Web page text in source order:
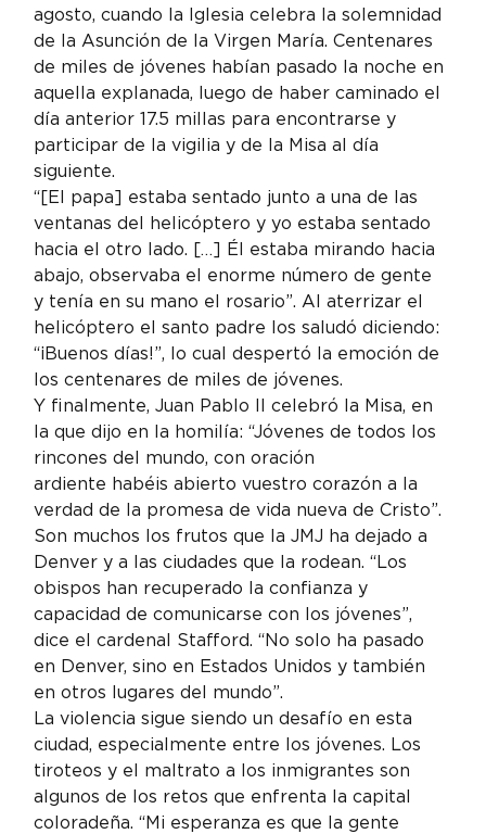
agosto, cuando la Iglesia celebra la solemnidad
de la Asunción de la Virgen María. Centenares
de miles de jóvenes habían pasado la noche en
aquella explanada, luego de haber caminado el
día anterior 17.5 millas para encontrarse y
participar de la vigilia y de la Misa al día
siguiente.
“[El papa] estaba sentado junto a una de las
ventanas del helicóptero y yo estaba sentado
hacia el otro lado. […] Él estaba mirando hacia
abajo, observaba el enorme número de gente
y tenía en su mano el rosario”. Al aterrizar el
helicóptero el santo padre los saludó diciendo:
“¡Buenos días!”, lo cual despertó la emoción de
los centenares de miles de jóvenes.
Y finalmente, Juan Pablo II celebró la Misa, en
la que dijo en la homilía: “Jóvenes de todos los
rincones del mundo, con oración
ardiente habéis abierto vuestro corazón a la
verdad de la promesa de vida nueva de Cristo”.
Son muchos los frutos que la JMJ ha dejado a
Denver y a las ciudades que la rodean. “Los
obispos han recuperado la confianza y
capacidad de comunicarse con los jóvenes”,
dice el cardenal Stafford. “No solo ha pasado
en Denver, sino en Estados Unidos y también
en otros lugares del mundo”.
La violencia sigue siendo un desafío en esta
ciudad, especialmente entre los jóvenes. Los
tiroteos y el maltrato a los inmigrantes son
algunos de los retos que enfrenta la capital
coloradeña. “Mi esperanza es que la gente